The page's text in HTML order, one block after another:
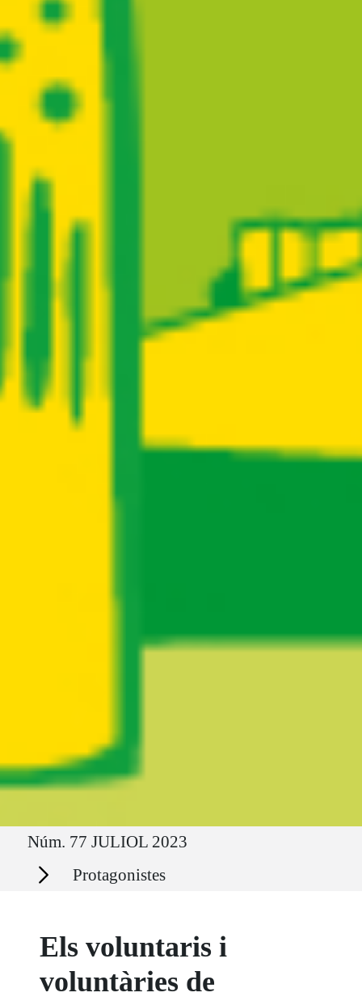
Ruta del sitio
Núm. 77 JULIOL 2023
Secciones Protagonistes
Els voluntaris i
voluntàries de